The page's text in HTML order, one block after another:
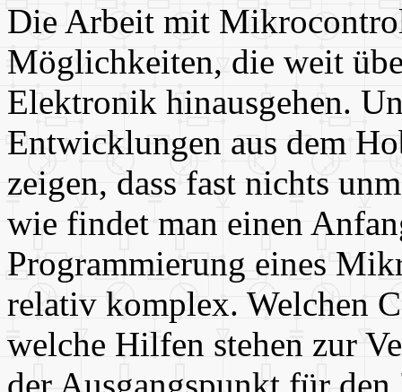
Die Arbeit mit
Möglichkeiten, die weit
Elektronik hinausgehen.
Entwicklungen aus dem
zeigen, dass fast nichts
wie findet man einen
Programmierung eines
relativ komplex. Welchen
welche Hilfen stehen zur
der Ausgangspunkt für